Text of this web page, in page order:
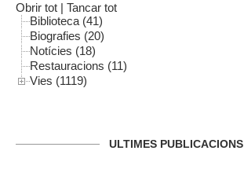
Obrir tot | Tancar tot
Biblioteca (41)
Biografies (20)
Notícies (18)
Restauracions (11)
Vies (1119)
ULTIMES PUBLICACIONS